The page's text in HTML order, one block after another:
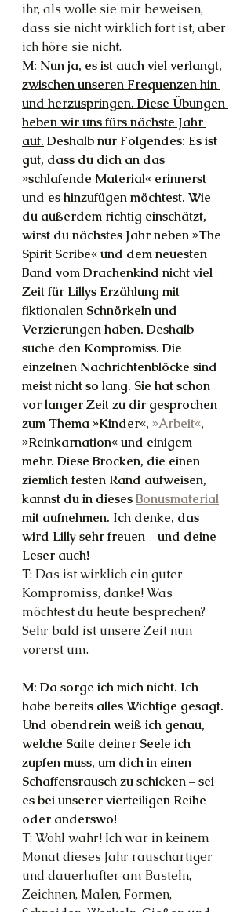
ihr, als wolle sie mir beweisen,
dass sie nicht wirklich fort ist, aber
ich höre sie nicht.
M: Nun ja, es ist auch viel verlangt,
zwischen unseren Frequenzen hin
und herzuspringen. Diese Übungen
heben wir uns fürs nächste Jahr
auf. Deshalb nur Folgendes: Es ist
gut, dass du dich an das
»schlafende Material« erinnerst
und es hinzufügen möchtest. Wie
du außerdem richtig einschätzt,
wirst du nächstes Jahr neben »The
Spirit Scribe« und dem neuesten
Band vom Drachenkind nicht viel
Zeit für Lillys Erzählung mit
fiktionalen Schnörkeln und
Verzierungen haben. Deshalb
suche den Kompromiss. Die
einzelnen Nachrichtenblöcke sind
meist nicht so lang. Sie hat schon
vor langer Zeit zu dir gesprochen
zum Thema »Kinder«, »Arbeit«,
»Reinkarnation« und einigem
mehr. Diese Brocken, die einen
ziemlich festen Rand aufweisen,
kannst du in dieses Bonusmaterial
mit aufnehmen. Ich denke, das
wird Lilly sehr freuen – und deine
Leser auch!
T: Das ist wirklich ein guter
Kompromiss, danke! Was
möchtest du heute besprechen?
Sehr bald ist unsere Zeit nun
vorerst um.
M: Da sorge ich mich nicht. Ich
habe bereits alles Wichtige gesagt.
Und obendrein weiß ich genau,
welche Saite deiner Seele ich
zupfen muss, um dich in einen
Schaffensrausch zu schicken – sei
es bei unserer vierteiligen Reihe
oder anderswo!
T: Wohl wahr! Ich war in keinem
Monat dieses Jahr rauschartiger
und dauerhafter am Basteln,
Zeichnen, Malen, Formen,